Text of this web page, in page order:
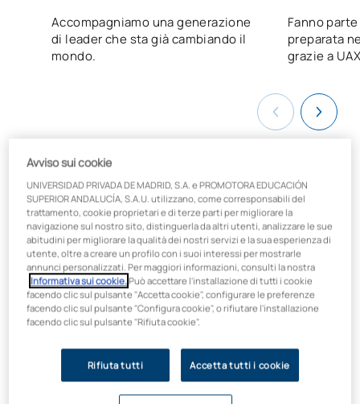
Accompagniamo una generazione
di leader che sta già cambiando il
mondo.
Fanno
preparata
grazie a
Una laurea in Biotecnologia con
formazione pratica e
orientamento internazionale
Frequenta ilcorso di laurea in Biotecnologia a Madrid
presso l’UAX e orienta la tua carriera fin
guida di docenti delCSIC, della FAO o della Harvard Medical
e, una volta laureato, potrai accedere amaster di
specializzazione nel campo della saluteea opportunità
Avviso sui cookie
UNIVERSIDAD PRIVADA DE MADRID, S.A. e PROMOTORA EDUCACIÓN
SUPERIOR ANDALUCÍA, S.A.U. utilizzano, come corresponsabili del
trattamento, cookie proprietari e di terze parti per migliorare la
navigazione sul nostro sito, distinguerla da altri utenti, analizzare le sue
abitudini per migliorare la qualità dei nostri servizi e la sua esperienza di
utente, oltre a creare un profilo con i suoi interessi per mostrarle
annunci personalizzati. Per maggiori informazioni, consulti la nostra
Informativa sui cookie.Può accettare l'installazione di tutti i cookie
facendo clic sul pulsante "Accetta cookie", configurare le preferenze
facendo clic sul pulsante "Configura cookie", o rifiutare l'installazione
facendo clic sul pulsante "Rifiuta cookie".
Rifiuta tutti Accetta tutti i cookie